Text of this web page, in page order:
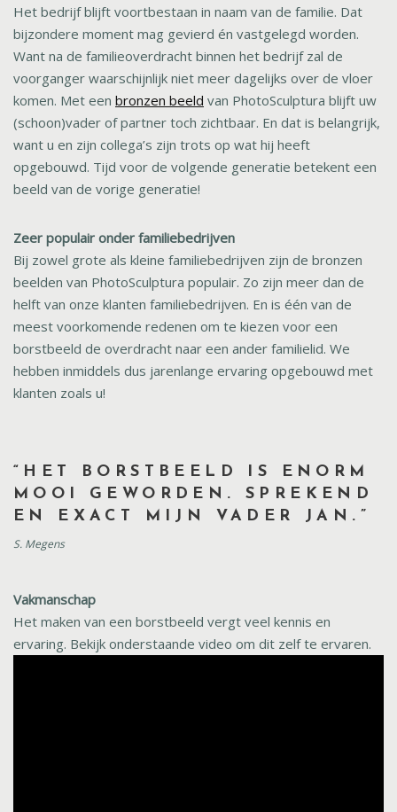
Het bedrijf blijft voortbestaan in naam van de familie. Dat
bijzondere moment mag gevierd én vastgelegd worden.
Want na de familieoverdracht binnen het bedrijf zal de
voorganger waarschijnlijk niet meer dagelijks over de vloer
komen. Met een bronzen beeld van PhotoSculptura blijft uw
(schoon)vader of partner toch zichtbaar. En dat is belangrijk,
want u en zijn collega’s zijn trots op wat hij heeft
opgebouwd. Tijd voor de volgende generatie betekent een
beeld van de vorige generatie!
Zeer populair onder familiebedrijven
Bij zowel grote als kleine familiebedrijven zijn de bronzen
beelden van PhotoSculptura populair. Zo zijn meer dan de
helft van onze klanten familiebedrijven. En is één van de
meest voorkomende redenen om te kiezen voor een
borstbeeld de overdracht naar een ander familielid. We
hebben inmiddels dus jarenlange ervaring opgebouwd met
klanten zoals u!
“HET BORSTBEELD IS ENORM
MOOI GEWORDEN. SPREKEND
EN EXACT MIJN VADER JAN.”
S. Megens
Vakmanschap
Het maken van een borstbeeld vergt veel kennis en
ervaring. Bekijk onderstaande video om dit zelf te ervaren.